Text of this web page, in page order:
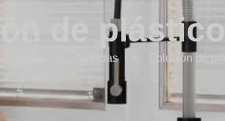
de plástico
Noticias Solución de